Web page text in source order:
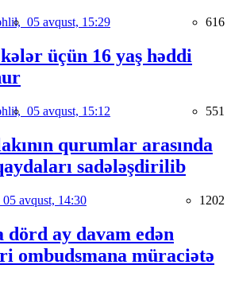
05 avqust, 15:29 616
üçün 16 yaş həddi
05 avqust, 15:12 551
qurumlar arasında
sadələşdirilib
05 avqust, 14:30 1202
dörd ay davam edən
ombudsmana müraciətə